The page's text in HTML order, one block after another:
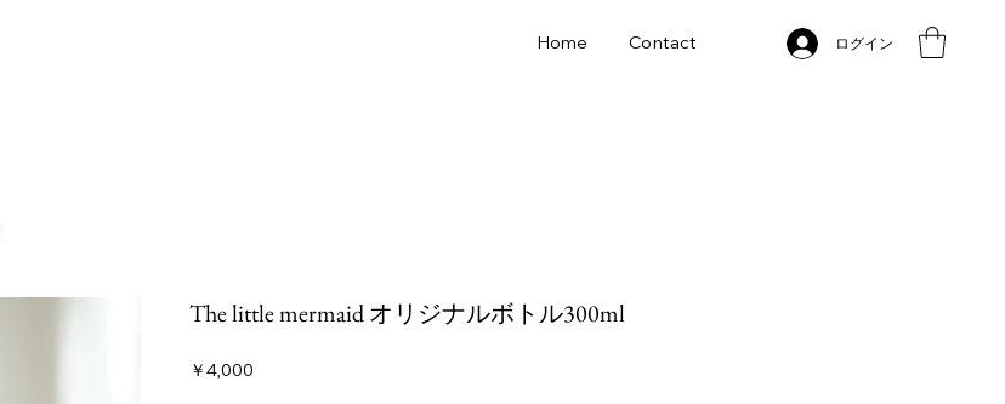
Home Contact ログイン
The little mermaid オリジナルボトル300ml
価
￥4,000